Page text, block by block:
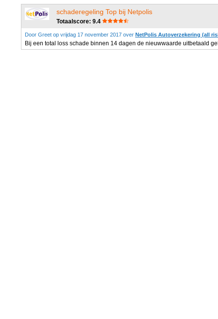
schaderegeling Top bij Netpolis
Totaalscore: 9.4
Door Greet op vrijdag 17 november 2017 over NetPolis Autoverzekering (all
Bij een total loss schade binnen 14 dagen de nieuwwaarde uitbetaald